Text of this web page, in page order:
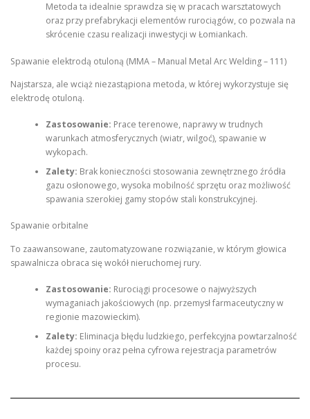
Metoda ta idealnie sprawdza się w pracach warsztatowych
oraz przy prefabrykacji elementów rurociągów, co pozwala na
skrócenie czasu realizacji inwestycji w Łomiankach.
Spawanie elektrodą otuloną (MMA – Manual Metal Arc Welding – 111)
Najstarsza, ale wciąż niezastąpiona metoda, w której wykorzystuje się
elektrodę otuloną.
Zastosowanie: Prace terenowe, naprawy w trudnych
warunkach atmosferycznych (wiatr, wilgoć), spawanie w
wykopach.
Zalety: Brak konieczności stosowania zewnętrznego źródła
gazu osłonowego, wysoka mobilność sprzętu oraz możliwość
spawania szerokiej gamy stopów stali konstrukcyjnej.
Spawanie orbitalne
To zaawansowane, zautomatyzowane rozwiązanie, w którym głowica
spawalnicza obraca się wokół nieruchomej rury.
Zastosowanie: Rurociągi procesowe o najwyższych
wymaganiach jakościowych (np. przemysł farmaceutyczny w
regionie mazowieckim).
Zalety: Eliminacja błędu ludzkiego, perfekcyjna powtarzalność
każdej spoiny oraz pełna cyfrowa rejestracja parametrów
procesu.